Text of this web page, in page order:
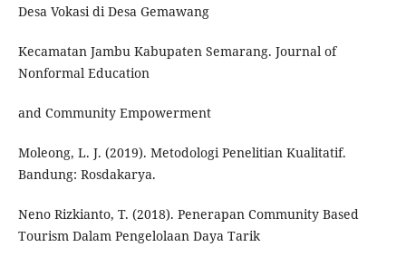
Desa Vokasi di Desa Gemawang
Kecamatan Jambu Kabupaten Semarang. Journal of
Nonformal Education
and Community Empowerment
Moleong, L. J. (2019). Metodologi Penelitian Kualitatif.
Bandung: Rosdakarya.
Neno Rizkianto, T. (2018). Penerapan Community Based
Tourism Dalam Pengelolaan Daya Tarik